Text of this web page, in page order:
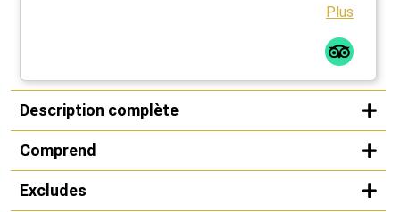
Plus
Description complète
Comprend
Excludes